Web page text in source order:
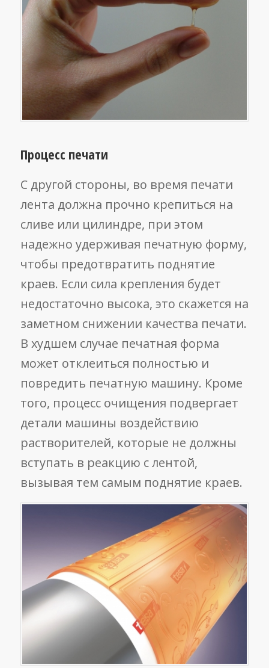
Процесс печати
С другой стороны, во время печати
лента должна прочно крепиться на
сливе или цилиндре, при этом
надежно удерживая печатную форму,
чтобы предотвратить поднятие
краев. Если сила крепления будет
недостаточно высока, это скажется на
заметном снижении качества печати.
В худшем случае печатная форма
может отклеиться полностью и
повредить печатную машину. Кроме
того, процесс очищения подвергает
детали машины воздействию
растворителей, которые не должны
вступать в реакцию с лентой,
вызывая тем самым поднятие краев.